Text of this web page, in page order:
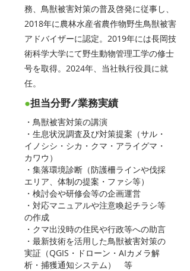
務、鳥獣被害対策の普及啓発に従事し、
2018年に農林水産省農作物野生鳥獣被害
アドバイザーに認定。2019年には長岡技
術科学大学にて野生動物管理工学の修士
号を取得。2024年、当社執行役員に就
任。
●担当分野/業務実績
・鳥獣被害対策の講演
・生息状況調査及び対策提案（サル・
イノシシ・シカ・クマ・アライグマ・
カワウ）
・集落環境診断（防護柵ラインや伐採
エリア、体制の提案・ファシ等）
・検討会や研修会等の企画運営
・対応マニュアルや注意喚起チラシ等
の作成
・クマ出没時の住民や行政等への助言
・最新技術を活用した鳥獣被害対策の
実証（QGIS・ドローン・AIカメラ解
析・捕獲通知システム） 等